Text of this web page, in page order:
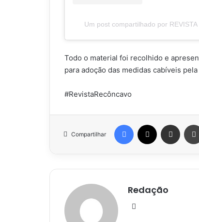
Um post compartilhado por
Todo o material foi recolhido e
para adoção das medidas cabíveis
#RevistaRecôncavo
Compartilhar
Facebook Compartilhar via e-mail
Redação